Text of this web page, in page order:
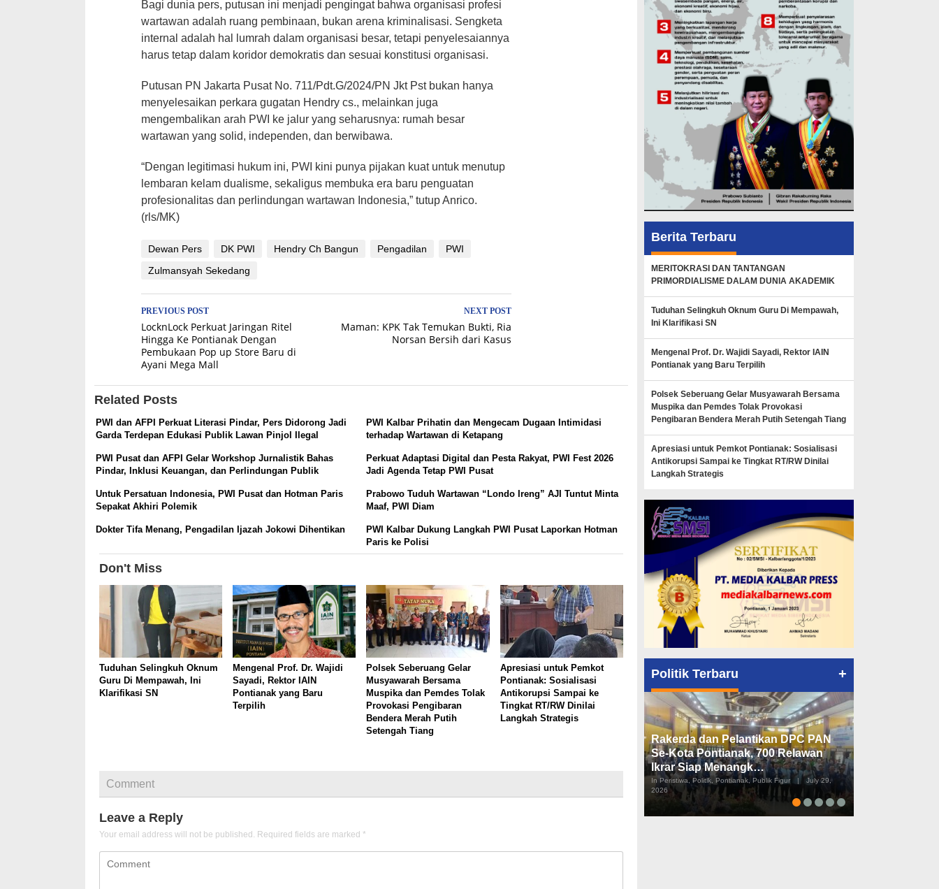
Bagi dunia pers, putusan ini menjadi pengingat bahwa organisasi profesi
wartawan adalah ruang pembinaan, bukan arena kriminalisasi. Sengketa
internal adalah hal lumrah dalam organisasi besar, tetapi penyelesaiannya
harus tetap dalam koridor demokratis dan sesuai konstitusi organisasi.
Putusan PN Jakarta Pusat No. 711/Pdt.G/2024/PN Jkt Pst bukan hanya
menyelesaikan perkara gugatan Hendry cs., melainkan juga
mengembalikan arah PWI ke jalur yang seharusnya: rumah besar
wartawan yang solid, independen, dan berwibawa.
“Dengan legitimasi hukum ini, PWI kini punya pijakan kuat untuk menutup
lembaran kelam dualisme, sekaligus membuka era baru penguatan
profesionalitas dan perlindungan wartawan Indonesia,” tutup Anrico.
(rls/MK)
Dewan Pers DK PWI Hendry Ch Bangun Pengadilan
PWI
Zulmansyah Sekedang
Post
navigation
PREVIOUS POST
LocknLock Perkuat Jaringan Ritel
Hingga Ke Pontianak Dengan
Pembukaan Pop up Store Baru di
Ayani Mega Mall
NEXT POST
Maman: KPK Tak Temukan Bukti, Ria
Norsan Bersih dari Kasus
Related Posts
PWI dan AFPI Perkuat Literasi Pindar, Pers Didorong Jadi
Garda Terdepan Edukasi Publik Lawan Pinjol Ilegal
PWI Kalbar Prihatin dan Mengecam Dugaan Intimidasi
terhadap Wartawan di Ketapang
PWI Pusat dan AFPI Gelar Workshop Jurnalistik Bahas
Pindar, Inklusi Keuangan, dan Perlindungan Publik
Perkuat Adaptasi Digital dan Pesta Rakyat, PWI Fest 2026
Jadi Agenda Tetap PWI Pusat
Untuk Persatuan Indonesia, PWI Pusat dan Hotman Paris
Sepakat Akhiri Polemik
Prabowo Tuduh Wartawan “Londo Ireng” AJI Tuntut Minta
Maaf, PWI Diam
Dokter Tifa Menang, Pengadilan Ijazah Jokowi Dihentikan
PWI Kalbar Dukung Langkah PWI Pusat Laporkan Hotman
Paris ke Polisi
Don't Miss
Tuduhan Selingkuh Oknum
Guru Di Mempawah, Ini
Klarifikasi SN
Mengenal Prof. Dr. Wajidi
Sayadi, Rektor IAIN
Pontianak yang Baru
Terpilih
Polsek Seberuang Gelar
Musyawarah Bersama
Muspika dan Pemdes Tolak
Provokasi Pengibaran
Bendera Merah Putih
Setengah Tiang
Apresiasi untuk Pemkot
Pontianak: Sosialisasi
Antikorupsi Sampai ke
Tingkat RT/RW Dinilai
Langkah Strategis
Comment
Leave a Reply
Your email address will not be published. Required fields are marked *
Berita Terbaru
MERITOKRASI DAN TANTANGAN
PRIMORDIALISME DALAM DUNIA AKADEMIK
Tuduhan Selingkuh Oknum Guru Di Mempawah,
Ini Klarifikasi SN
Mengenal Prof. Dr. Wajidi Sayadi, Rektor IAIN
Pontianak yang Baru Terpilih
Polsek Seberuang Gelar Musyawarah Bersama
Muspika dan Pemdes Tolak Provokasi
Pengibaran Bendera Merah Putih Setengah Tiang
Apresiasi untuk Pemkot Pontianak: Sosialisasi
Antikorupsi Sampai ke Tingkat RT/RW Dinilai
Langkah Strategis
Politik Terbaru +
Rakerda dan Pelantikan DPC PAN
Se-Kota Pontianak, 700 Relawan
Ikrar Siap Menangk…
In Peristiwa, Politik, Pontianak, Publik Figur |
July 29,
2026